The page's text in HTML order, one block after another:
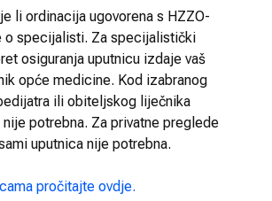
li ordinacija ugovorena s HZZO-
o specijalisti. Za specijalistički
osiguranja uputnicu izdaje vaš
opće medicine. Kod izabranog
ili obiteljskog liječnika
nije potrebna. Za privatne preglede
uputnica nije potrebna.
pročitajte ovdje.